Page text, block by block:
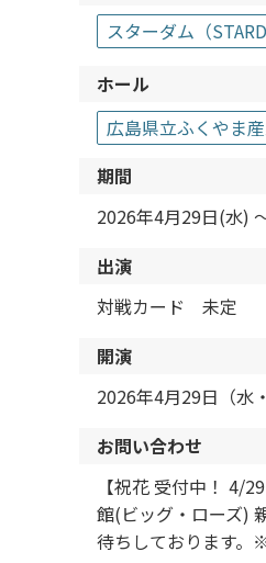
スターダム（
ホール
広島県立ふくやま
期間
2026年4月29日(水)
出演
対戦カード 未定
開演
2026年4月29日（
お問い合わせ
【祝花 受付中！ 4/
館(ビッグ・ローズ)
待ちしております。